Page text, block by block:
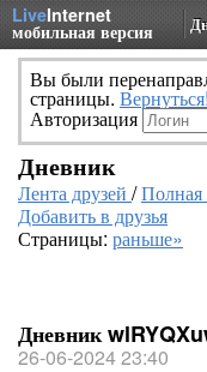
LiveInternet
мобильная версия
Вы были
страницы. Вернуться!
Авторизация
Дневник
Лента друзей /Полная
Добавить в друзья
Страницы: раньше»
Дневник
26-06-2024 23:40